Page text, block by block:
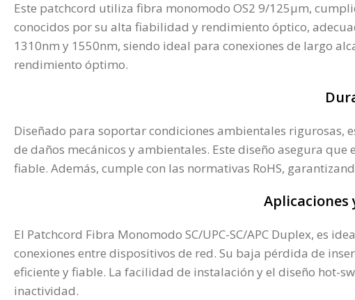
Este patchcord utiliza fibra monomodo OS2 9/125µm,
conocidos por su alta fiabilidad y rendimiento óptico,
1310nm y 1550nm, siendo ideal para conexiones de largo
rendimiento óptimo.
Diseñado para soportar condiciones ambientales rigurosas,
de daños mecánicos y ambientales. Este diseño asegura
fiable. Además, cumple con las normativas RoHS,
Aplicaciones
El Patchcord Fibra Monomodo SC/UPC-SC/APC Duplex, es
conexiones entre dispositivos de red. Su baja pérdida de
eficiente y fiable. La facilidad de instalación y el diseño
inactividad.